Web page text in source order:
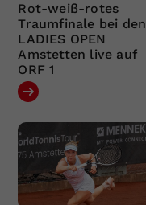
Rot-weiß-rotes
Traumfinale bei den
LADIES OPEN
Amstetten live auf
ORF 1